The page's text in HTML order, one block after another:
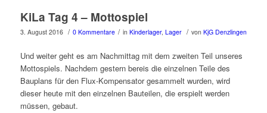
KiLa Tag 4 – Mottospiel
3. August 2016 / 0 Kommentare / in Kinderlager, Lager / von KjG Denzlingen
Und weiter geht es am Nachmittag mit dem zweiten Teil unseres
Mottospiels. Nachdem gestern bereis die einzelnen Teile des
Bauplans für den Flux-Kompensator gesammelt wurden, wird
dieser heute mit den einzelnen Bauteilen, die erspielt werden
müssen, gebaut.